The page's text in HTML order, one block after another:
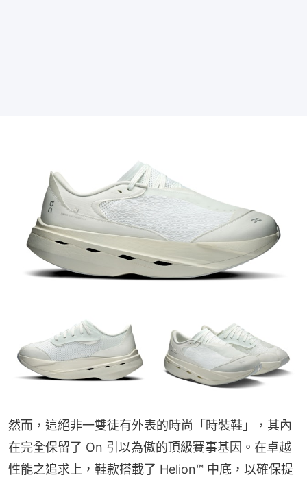
然而，這絕非一雙徒有外表的時尚「時裝鞋」，其內
在完全保留了 On 引以為傲的頂級賽事基因。在卓越
性能之追求上，鞋款搭載了 Helion™️ 中底，以確保提